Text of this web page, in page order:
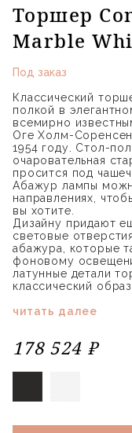
Торшер
Marble
Под заказ
Классический
полкой в
всемирно
Оге Холм-
1954 году. Стол-
очаровательная
просится под
Абажур лампы
направлениях,
вы хотите.
Дизайну придают
световые
абажура, которые
фоновому
латунные детали
классический образ.
читать далее
178 524 ₽